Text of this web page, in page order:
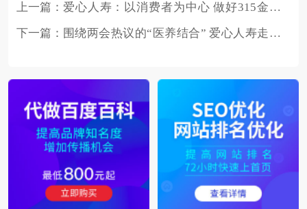
上一篇： 爱心人寿：以消费者为中心 做好315金融
下一篇： 围绕两会热议的“医养结合” 爱心人寿走出